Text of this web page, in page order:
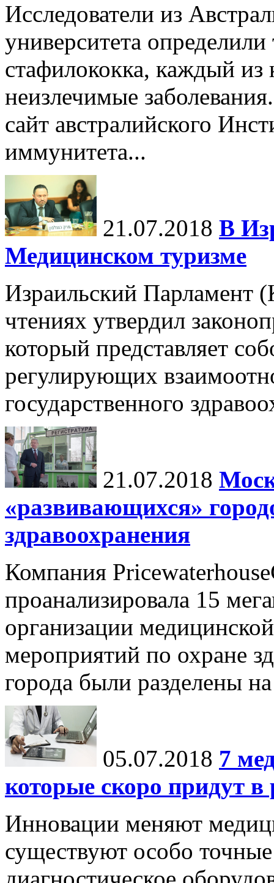
Исследователи из
университета
стафилококка, каждый из
неизлечимые
сайт австралийского
иммунитета...
21.07.2018 В
Медицинском туризме
Израильский Парламент
чтениях утвердил
который представляет
регулирующих
государственного
21.07.2018
«развивающихся»
здравоохранения
Компания
проанализировала 15
организации
мероприятий по охране
города были разделены
05.07.2018 7
которые скоро придут
Инновации меняют
существуют особо